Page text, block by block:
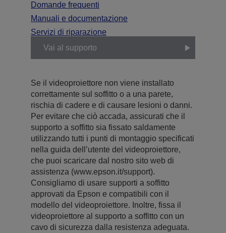
Domande frequenti
Manuali e documentazione
Servizi di riparazione
Vai al supporto
Se il videoproiettore non viene installato
correttamente sul soffitto o a una parete,
rischia di cadere e di causare lesioni o danni.
Per evitare che ciò accada, assicurati che il
supporto a soffitto sia fissato saldamente
utilizzando tutti i punti di montaggio specificati
nella guida dell’utente del videoproiettore,
che puoi scaricare dal nostro sito web di
assistenza (www.epson.it/support).
Consigliamo di usare supporti a soffitto
approvati da Epson e compatibili con il
modello del videoproiettore. Inoltre, fissa il
videoproiettore al supporto a soffitto con un
cavo di sicurezza dalla resistenza adeguata.